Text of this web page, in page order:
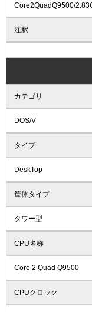
Core2QuadQ9500/
注釈
カテゴリ
DOS/V
タイプ
DeskTop
筐体タイプ
タワー型
CPU名称
Core 2 Quad Q9500
CPUクロック